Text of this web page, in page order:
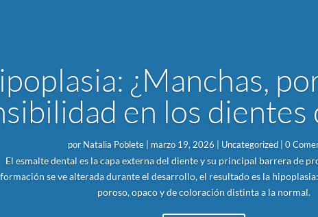
¿Manchas,
en los dientes
por Natalia Poblete marzo 19, 2026 Uncategorized | 0
El esmalte dental es la capa externa del diente y su principal barrera de
formación se ve alterada durante el desarrollo, el resultado es la
poroso, opaco y de coloración distinta a la normal.